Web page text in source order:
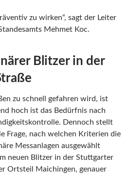
zu wirken“, sagt der Leiter
Mehmet Koc.
Blitzer in der
zu schnell gefahren wird, ist
hoch ist das Bedürfnis nach
Dennoch stellt
Frage, nach welchen Kriterien die
Messanlagen ausgewählt
neuen Blitzer in der Stuttgarter
Ortsteil Maichingen, genauer